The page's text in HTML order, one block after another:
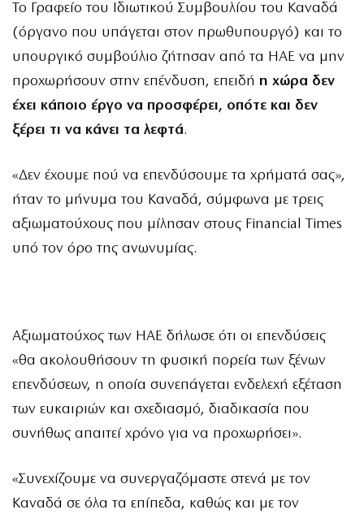
Το Γραφείο του Ιδιωτικού Συμβουλίου του Καναδά
(όργανο που υπάγεται στον πρωθυπουργό) και το
υπουργικό συμβούλιο ζήτησαν από τα ΗΑΕ να μην
προχωρήσουν στην επένδυση, επειδή η χώρα δεν
έχει κάποιο έργο να προσφέρει, οπότε και δεν
ξέρει τι να κάνει τα λεφτά.
«Δεν έχουμε πού να επενδύσουμε τα χρήματά σας»,
ήταν το μήνυμα του Καναδά, σύμφωνα με τρεις
αξιωματούχους που μίλησαν στους Financial Times
υπό τον όρο της ανωνυμίας.
Αξιωματούχος των ΗΑΕ δήλωσε ότι οι επενδύσεις
«θα ακολουθήσουν τη φυσική πορεία των ξένων
επενδύσεων, η οποία συνεπάγεται ενδελεχή εξέταση
των ευκαιριών και σχεδιασμό, διαδικασία που
συνήθως απαιτεί χρόνο για να προχωρήσει».
«Συνεχίζουμε να συνεργαζόμαστε στενά με τον
Καναδά σε όλα τα επίπεδα, καθώς και με τον